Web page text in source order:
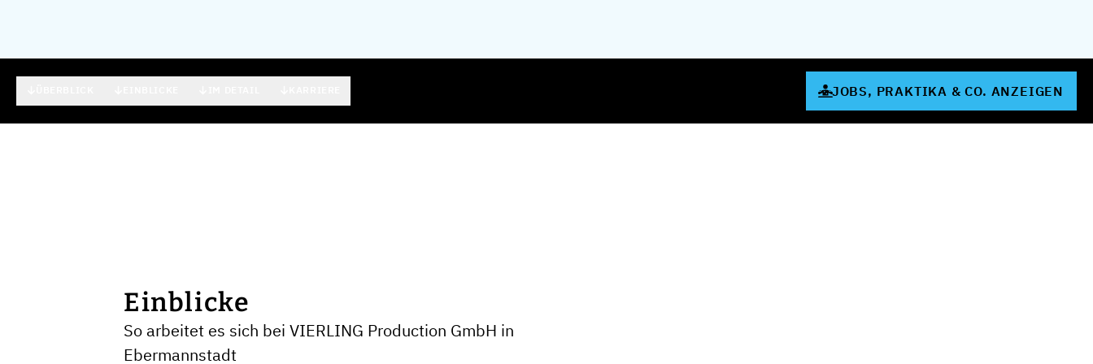
JOBS, PRAKTIKA & CO. ANZEIGEN
Einblicke
So arbeitet es sich bei VIERLING Production GmbH in
Ebermannstadt